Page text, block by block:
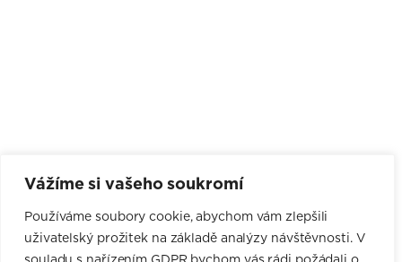
Vážíme si vašeho soukromí
Používáme soubory cookie, abychom vám zlepšili
uživatelský prožitek na základě analýzy návštěvnosti. V